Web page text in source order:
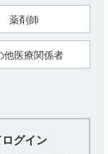
力・集中力・反
、自動車の運転な
注意すること。
注意の設定理由に
外国臨床試験で
認されているが、
・集中力・反射運
ら、自動車の運転
薬剤師
他医療関係者
グイン